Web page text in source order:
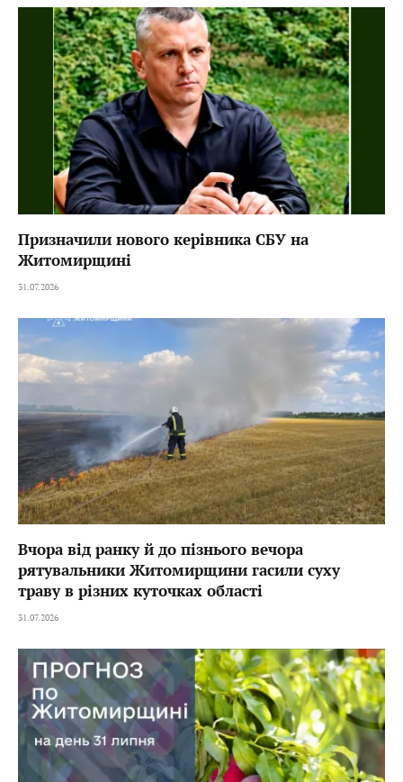
Призначили нового керівника СБУ на
Житомирщині
31.07.2026
Вчора від ранку й до пізнього вечора
рятувальники Житомирщини гасили суху
траву в різних куточках області
31.07.2026